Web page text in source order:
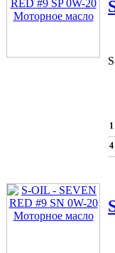
1
4